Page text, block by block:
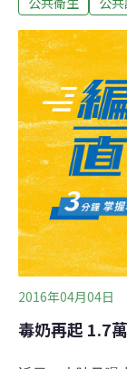
的毒奶粉事件後
物，當時三聚氰
兒腎臟病變、甚
三聚氰胺，與
甲醛樹脂，並非
脂餐具的原料，
主要成份，加入
概念。也就是說
數次反應後的製
後成型，才能製
2016年04月04日
毒奶再起 1.7